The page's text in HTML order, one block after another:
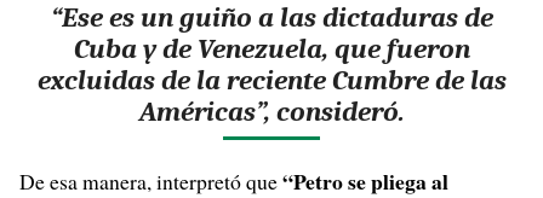
“Ese es un guiño a las dictaduras de
Cuba y de Venezuela, que fueron
excluidas de la reciente Cumbre de las
Américas”, consideró.
De esa manera, interpretó que“Petro se pliega al